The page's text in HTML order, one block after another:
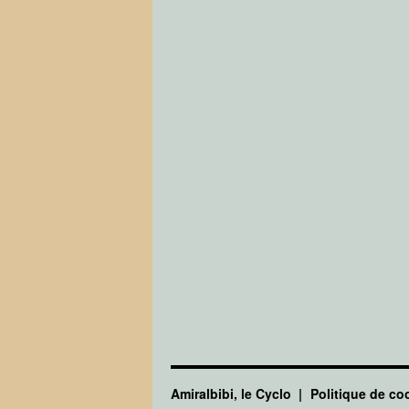
Amiralbibi, le Cyclo Politique de